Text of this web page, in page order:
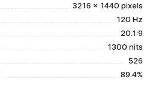
3216 x 1440 pixels
120 Hz
20.1:9
1300 nits
526
89.4%